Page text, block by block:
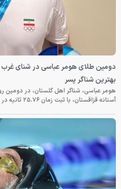
دومین طلای هومر عباسی در شنای غرب
بهترین شناگر پسر
هومر عباسی، شناگر اهل گلستان، در دومین
آستانه قزاقستان، با ثبت زمان ۲۵.۷۶ ثانیه در ماده ۵۰ متر کرال پشت به مدال طلا